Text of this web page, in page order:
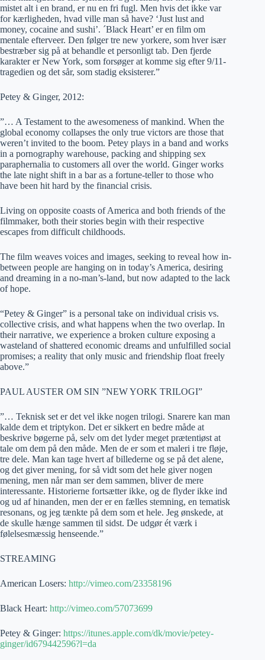
mistet alt i en brand, er nu en fri fugl. Men hvis det ikke var
for kærligheden, hvad ville man så have? ‘Just lust and
money, cocaine and sushi’. ´Black Heart’ er en film om
mentale efterveer. Den følger tre new yorkere, som hver især
bestræber sig på at behandle et personligt tab. Den fjerde
karakter er New York, som forsøger at komme sig efter 9/11-
tragedien og det sår, som stadig eksisterer.”
Petey & Ginger, 2012:
”… A Testament to the awesomeness of mankind. When the
global economy collapses the only true victors are those that
weren’t invited to the boom. Petey plays in a band and works
in a pornography warehouse, packing and shipping sex
paraphernalia to customers all over the world. Ginger works
the late night shift in a bar as a fortune-teller to those who
have been hit hard by the financial crisis.
Living on opposite coasts of America and both friends of the
filmmaker, both their stories begin with their respective
escapes from difficult childhoods.
The film weaves voices and images, seeking to reveal how in-
between people are hanging on in today’s America, desiring
and dreaming in a no-man’s-land, but now adapted to the lack
of hope.
“Petey & Ginger” is a personal take on individual crisis vs.
collective crisis, and what happens when the two overlap. In
their narrative, we experience a broken culture exposing a
wasteland of shattered economic dreams and unfulfilled social
promises; a reality that only music and friendship float freely
above.”
PAUL AUSTER OM SIN ”NEW YORK TRILOGI”
”… Teknisk set er det vel ikke nogen trilogi. Snarere kan man
kalde dem et triptykon. Det er sikkert en bedre måde at
beskrive bøgerne på, selv om det lyder meget prætentiøst at
tale om dem på den måde. Men de er som et maleri i tre fløje,
tre dele. Man kan tage hvert af billederne og se på det alene,
og det giver mening, for så vidt som det hele giver nogen
mening, men når man ser dem sammen, bliver de mere
interessante. Historierne fortsætter ikke, og de flyder ikke ind
og ud af hinanden, men der er en fælles stemning, en tematisk
resonans, og jeg tænkte på dem som et hele. Jeg ønskede, at
de skulle hænge sammen til sidst. De udgør ét værk i
følelsesmæssig henseende.”
STREAMING
American Losers: http://vimeo.com/23358196
Black Heart: http://vimeo.com/57073699
Petey & Ginger: https://itunes.apple.com/dk/movie/petey-
ginger/id679442596?l=da